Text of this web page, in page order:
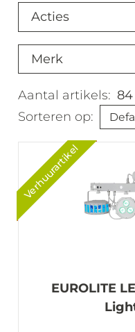
Aantal artikels: 84
Sorteren op:
EUROLITE
Verhuurartikel